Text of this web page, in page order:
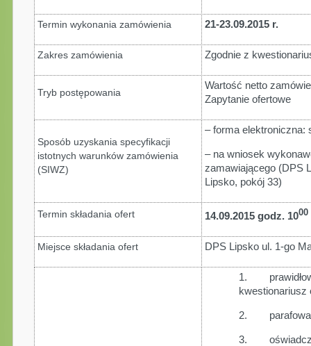
Termin wykonania zamówienia 21-23.09.2015 r.
Zakres zamówienia Zgodnie z
Tryb postępowania
Wartość netto
Zapytanie ofertowe
Sposób uzyskania specyfikacji
istotnych warunków zamówienia
(SIWZ)
– forma elektroniczna:
– na wniosek
zamawiającego (DPS
Lipsko, pokój 33)
Termin składania ofert 14.09.2015 godz. 1000
Miejsce składania ofert DPS Lipsko ul. 1-go
1.
kwestionariusz
2.
3.